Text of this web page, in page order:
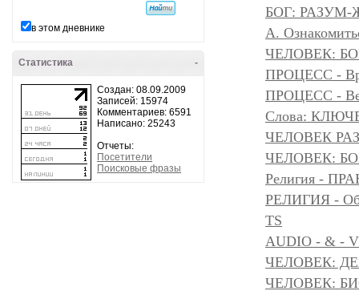
в этом дневнике
-
Статистика
Создан: 08.09.2009
Записей: 15974
Комментариев: 6591
Написано: 25243
Отчеты:
Посетители
Поисковые фразы
БОГ:
А.
ЧЕЛОВЕК:
ПРОЦЕСС -
ПРОЦЕСС -
Слова:
ЧЕЛОВЕК
ЧЕЛОВЕК:
Религия -
РЕЛИГИЯ -
TS
AUDIO - & -
ЧЕЛОВЕК:
ЧЕЛОВЕК: